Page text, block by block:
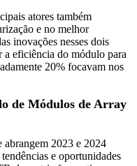
atores também
e no melhor
inovações nesses dois
a eficiência do módulo para
20% focavam nos
de Módulos de Array
abrangem 2023 e 2024
e oportunidades